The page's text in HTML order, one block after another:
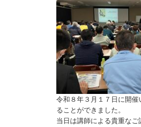
令和８年３月１７日に開
ることができました。
当日は講師による貴重な